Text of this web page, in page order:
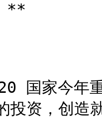
**
国家今年
投资，创造